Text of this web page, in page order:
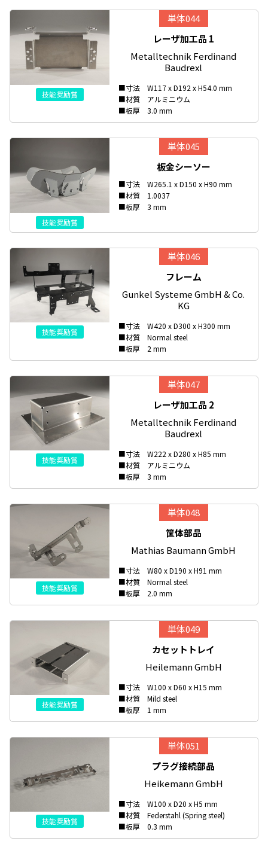
技能奨励賞
単体044
レーザ加工品 1
Metalltechnik Ferdinand
Baudrexl
■寸法 W117 x D192 x H54.0 mm
■材質 アルミニウム
■板厚 3.0 mm
技能奨励賞
単体045
板金シーソー
■寸法 W265.1 x D150 x H90 mm
■材質 1.0037
■板厚 3 mm
技能奨励賞
単体046
フレーム
Gunkel Systeme GmbH & Co.
KG
■寸法 W420 x D300 x H300 mm
■材質 Normal steel
■板厚 2 mm
技能奨励賞
単体047
レーザ加工品 2
Metalltechnik Ferdinand
Baudrexl
■寸法 W222 x D280 x H85 mm
■材質 アルミニウム
■板厚 3 mm
技能奨励賞
単体048
筐体部品
Mathias Baumann GmbH
■寸法 W80 x D190 x H91 mm
■材質 Normal steel
■板厚 2.0 mm
技能奨励賞
単体049
カセットトレイ
Heilemann GmbH
■寸法 W100 x D60 x H15 mm
■材質 Mild steel
■板厚 1 mm
技能奨励賞
単体051
プラグ接続部品
Heikemann GmbH
■寸法 W100 x D20 x H5 mm
■材質 Federstahl (Spring steel)
■板厚 0.3 mm